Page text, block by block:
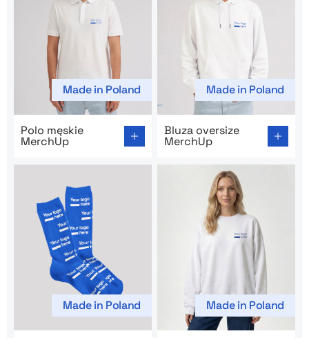
Made in Poland
Polo męskie
MerchUp
Made in Poland
Bluza oversize
MerchUp
Made in Poland Made in Poland